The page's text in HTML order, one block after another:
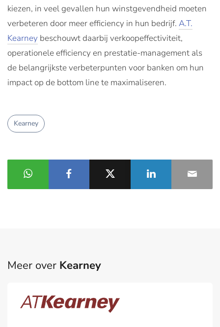
kiezen, in veel gevallen hun winstgevendheid moeten
verbeteren door meer efficiency in hun bedrijf. A.T.
Kearney beschouwt daarbij verkoopeffectiviteit,
operationele efficiency en prestatie-management als
de belangrijkste verbeterpunten voor banken om hun
impact op de bottom line te maximaliseren.
Kearney
Meer over Kearney